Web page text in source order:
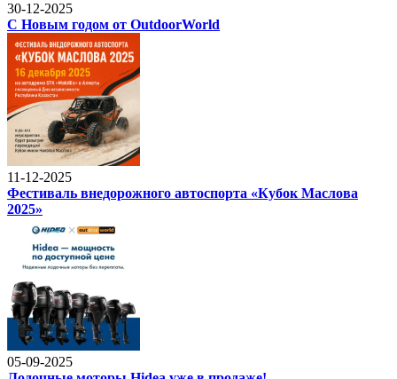
30-12-2025
С Новым годом от OutdoorWorld
11-12-2025
Фестиваль внедорожного автоспорта «Кубок Маслова
2025»
05-09-2025